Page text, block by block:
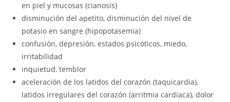
en piel y mucosas (cianosis)
disminución del apetito, disminución del nivel de
potasio en sangre (hipopotasemia)
confusión, depresión, estados psicóticos, miedo,
irritabilidad
inquietud, temblor
aceleración de los latidos del corazón (taquicardia),
latidos irregulares del corazón (arritmia cardíaca), dolor